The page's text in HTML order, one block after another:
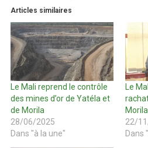
Articles similaires
Le Mali reprend le contrôle
des mines d’or de Yatéla et
de Morila
28/06/2025
Dans "à la une"
Le
22/
Dans